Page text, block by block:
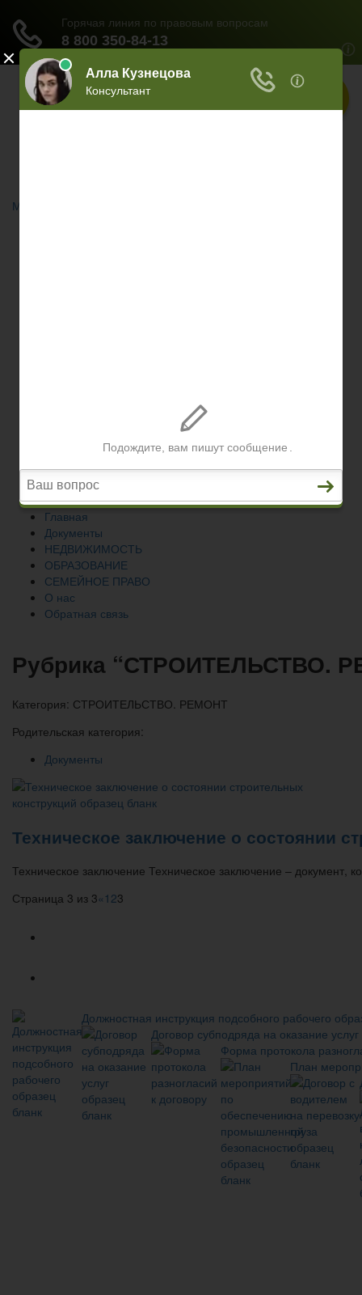
Меню
Главная
Документы
НЕДВИЖИМОСТЬ
ОБРАЗОВАНИЕ
СЕМЕЙНОЕ ПРАВО
О нас
Обратная связь
Рубрика “СТРОИТЕЛЬСТВО.
Категория: СТРОИТЕЛЬСТВО. РЕМОНТ
Родительская категория:
Документы
Техническое заключение о состоянии
Техническое заключение Техническое заключение –
Страница 3 из 3« 1 23
Должностная инструкция подсобного рабочего
Договор субподряда на оказание
Форма протокола
План